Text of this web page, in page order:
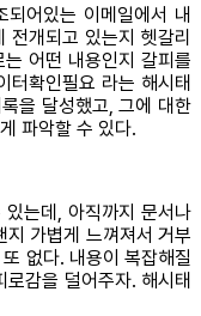
되어있는 이메일에서 내
개되고 있는지 헷갈리
어떤 내용인지 갈피를
확인필요 라는 해시태
을 달성했고, 그에 대한
파악할 수 있다.
는데, 아직까지 문서나
가볍게 느껴져서 거부
없다. 내용이 복잡해질
감을 덜어주자. 해시태